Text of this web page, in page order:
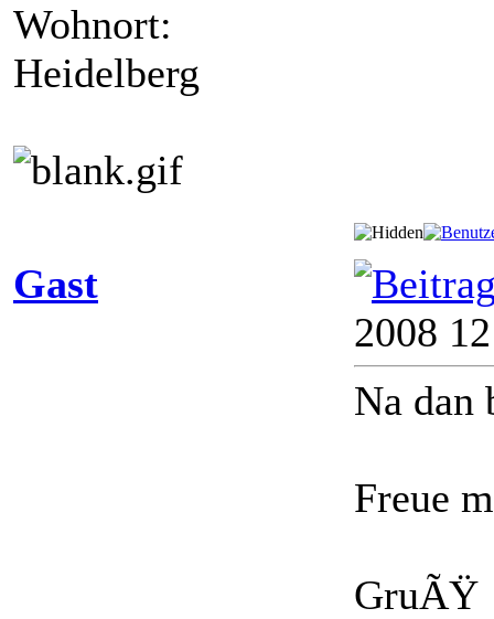
Wohnort:
Heidelberg
Gast
2008
Na dan
Freue
GruÃŸ